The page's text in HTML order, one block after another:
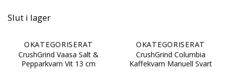
Slut i lager
OKATEGORISERAT
CrushGrind Vaasa Salt &
Pepparkvarn Vit 13 cm
OKATEGORISERAT
CrushGrind Columbia
Kaffekvarn Manuell Svart